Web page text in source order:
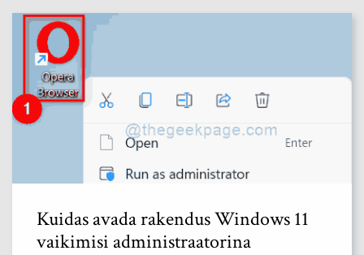
Kuidas avada rakendus Windows 11
vaikimisi administraatorina